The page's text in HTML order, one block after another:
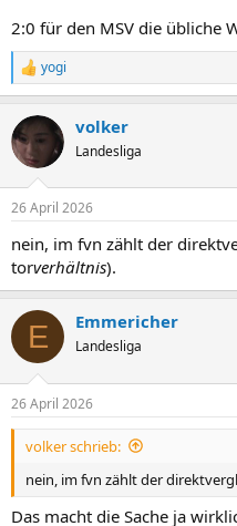
2:0 für den MSV die übliche
R
e
k
t
i
e
:
yogi
volker
Landesliga
26 April 2026
nein, im fvn zählt der
torverhältnis).
E Emmericher
Landesliga
26 April 2026
volker schrieb:
nein, im fvn zählt der
Das macht die Sache ja